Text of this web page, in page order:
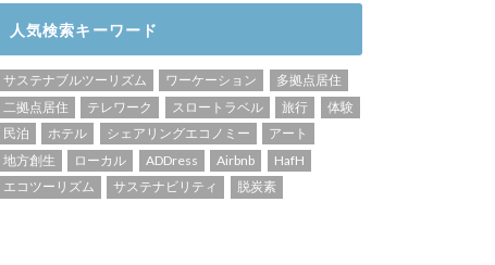
人気検索キーワード
サステナブルツーリズム ワーケーション
多拠点居住
二拠点居住
テレワーク スロートラベル 旅行
体験
民泊
ホテル シェアリングエコノミー
アート
地方創生
ローカル ADDress Airbnb
HafH
エコツーリズム
サステナビリティ 脱炭素